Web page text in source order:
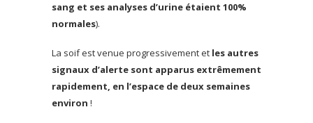
sang et ses analyses d’urine étaient 100%
normales).
La soif est venue progressivement et les autres
signaux d’alerte sont apparus extrêmement
rapidement, en l’espace de deux semaines
environ !